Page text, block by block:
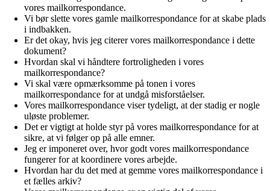
vores mailkorrespondance.
Vi bør slette vores gamle mailkorrespondance for at skabe plads
i indbakken.
Er det okay, hvis jeg citerer vores mailkorrespondance i dette
dokument?
Hvordan skal vi håndtere fortroligheden i vores
mailkorrespondance?
Vi skal være opmærksomme på tonen i vores
mailkorrespondance for at undgå misforståelser.
Vores mailkorrespondance viser tydeligt, at der stadig er nogle
uløste problemer.
Det er vigtigt at holde styr på vores mailkorrespondance for at
sikre, at vi følger op på alle emner.
Jeg er imponeret over, hvor godt vores mailkorrespondance
fungerer for at koordinere vores arbejde.
Hvordan har du det med at gemme vores mailkorrespondance i
et fælles arkiv?